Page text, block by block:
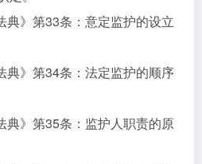
典》第33条：意定监护的设立
典》第34条：法定监护的顺序
典》第35条：监护人职责的原